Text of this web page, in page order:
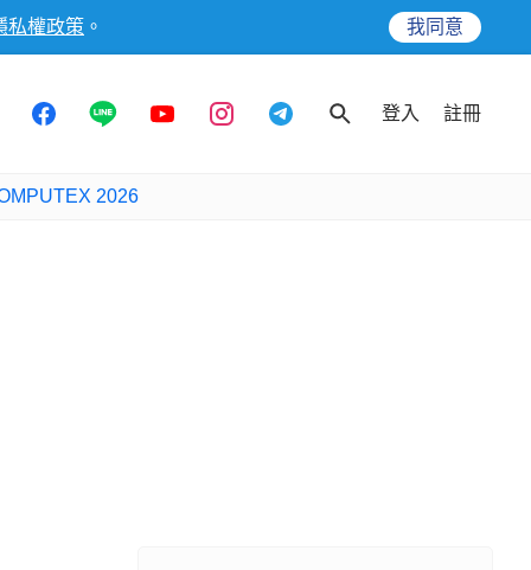
私權政策 。 我同意
登入 註冊
2026